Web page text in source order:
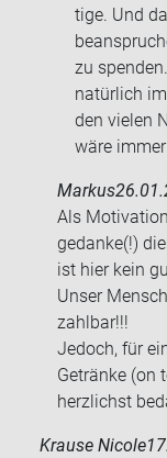
ti­ge. Und
zu
na­tür­lich
den vie­len
wäre
Markus
Als
ge­dan­ke(!)
ist hier kein
Unser
zahl­bar!!!
Je­doch, für
Ge­trän­ke (on
herz­lichst
Krause Nicole